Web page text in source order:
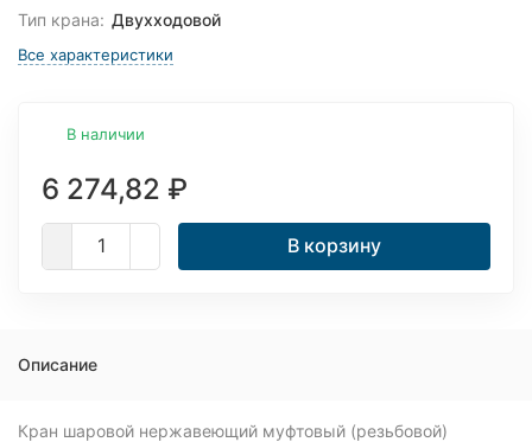
Тип крана: Двухходовой
Все характеристики
В наличии
6 274,82 ₽
В корзину
Описание
Кран шаровой нержавеющий муфтовый (резьбовой)